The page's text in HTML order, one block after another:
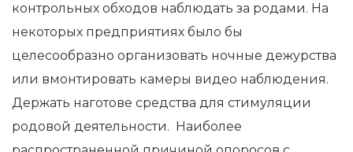
контрольных обходов наблюдать за родами. На
некоторых предприятиях было бы
целесообразно организовать ночные дежурства
или вмонтировать камеры видео наблюдения.
Держать наготове средства для стимуляции
родовой деятельности. Наиболее